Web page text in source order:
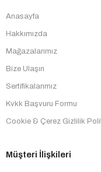
Anasayfa
Hakkımızda
Mağazalarımız
Bize Ulaşın
Sertifikalarımız
Kvkk Başvuru Formu
Cookie & Çerez Gizlilik
Müşteri İlişkileri